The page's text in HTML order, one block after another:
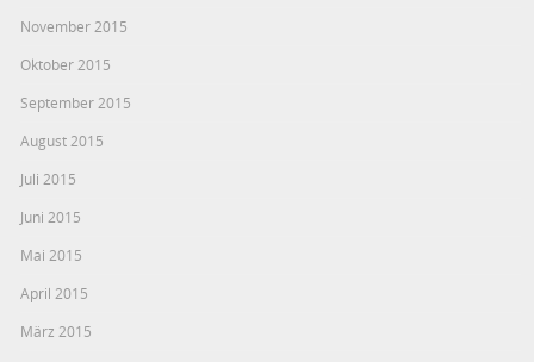
November 2015
Oktober 2015
September 2015
August 2015
Juli 2015
Juni 2015
Mai 2015
April 2015
März 2015